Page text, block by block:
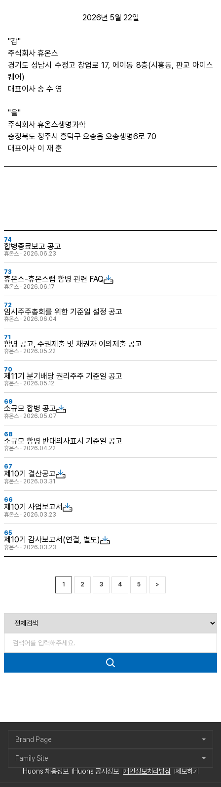
2026년 5월 22일
"갑"
주식회사 휴온스
경기도 성남시 수정고 창업로 17, 에이동 8층(시흥동, 판교 아이스
퀘어)
대표이사 송 수 영
"을"
주식회사 휴온스생명과학
충청북도 청주시 흥덕구 오송읍 오송생명6로 70
대표이사 이 재 훈
74
합병종료보고 공고
휴온스 · 2026.06.23
73
휴온스-휴온스랩 합병 관련 FAQ
휴온스 · 2026.06.17
72
임시주주총회를 위한 기준일 설정 공고
휴온스 · 2026.06.04
71
합병 공고, 주권제출 및 채권자 이의제출 공고
휴온스 · 2026.05.22
70
제11기 분기배당 권리주주 기준일 공고
휴온스 · 2026.05.12
69
소규모 합병 공고
휴온스 · 2026.05.07
68
소규모 합병 반대의사표시 기준일 공고
휴온스 · 2026.04.22
67
제10기 결산공고
휴온스 · 2026.03.31
66
제10기 사업보고서
휴온스 · 2026.03.23
65
제10기 감사보고서(연결, 별도)
휴온스 · 2026.03.23
1 2 3 4 5 >
Huons 채용정보 Huons 공시정보 개인정보처리방침 제보하기
Brand Page
Family Site